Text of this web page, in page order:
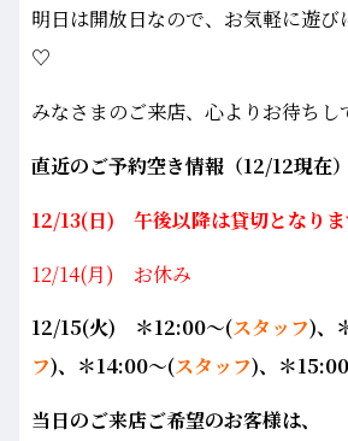
明日は開放日なので、お気軽に遊
♡
みなさまのご来店、心よりお待ちし
直近のご予約空き情報（12/12現在）
12/13(日) 午後以降は貸切となりま
12/14(月) お休み
12/15(火) ＊12:00～(スタッフ)、
フ)、＊14:00～(スタッフ)、 ＊
当日のご来店ご希望のお客様は、